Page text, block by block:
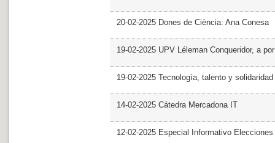
20-02-2025 Dones de Ciència: Ana Conesa
19-02-2025 UPV Léleman Conqueridor, a
19-02-2025 Tecnología, talento y
14-02-2025 Cátedra Mercadona IT
12-02-2025 Especial Informativo Elecciones